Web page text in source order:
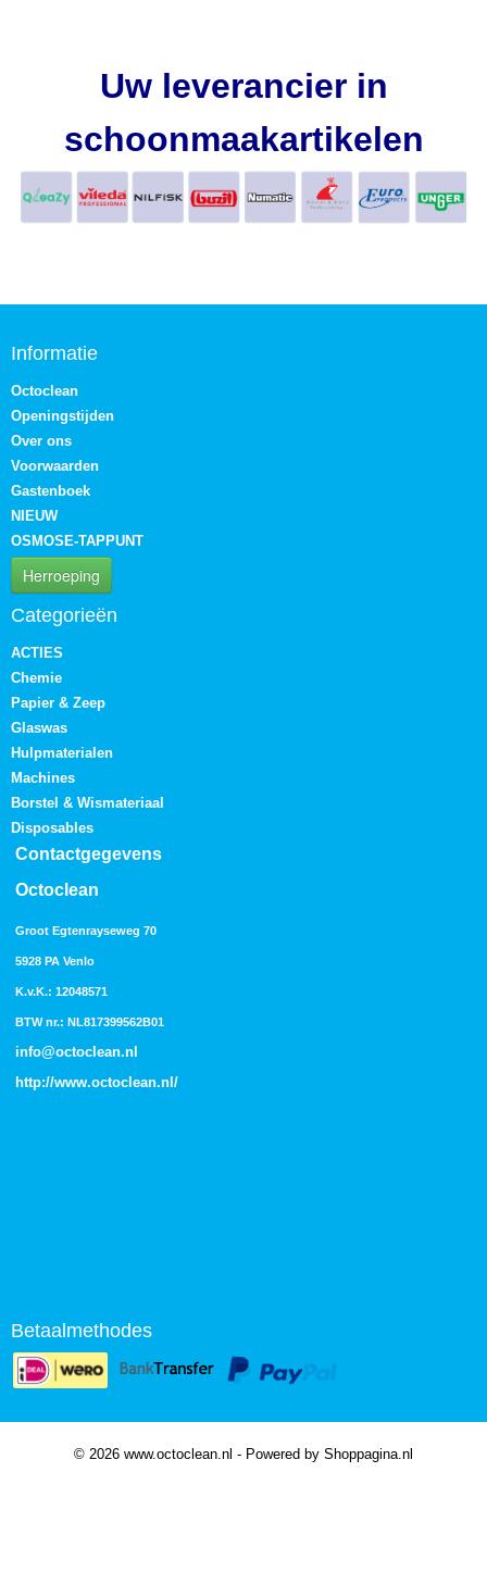
Uw leverancier in
schoonmaakartikelen
Informatie
Octoclean
Openingstijden
Over ons
Voorwaarden
Gastenboek
NIEUW
OSMOSE-TAPPUNT
Herroeping
Categorieën
ACTIES
Chemie
Papier & Zeep
Glaswas
Hulpmaterialen
Machines
Borstel & Wismateriaal
Disposables
Contactgegevens
Octoclean
Groot Egtenrayseweg 70
5928 PA Venlo
K.v.K.: 12048571
BTW nr.: NL817399562B01
info@octoclean.nl
http://www.octoclean.nl /
Betaalmethodes
© 2026 www.octoclean.nl - Powered by Shoppagina.nl